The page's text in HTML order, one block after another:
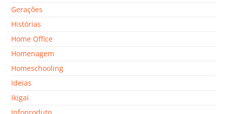
Gerações
Histórias
Home Office
Homenagem
Homeschooling
Ideias
Ikigai